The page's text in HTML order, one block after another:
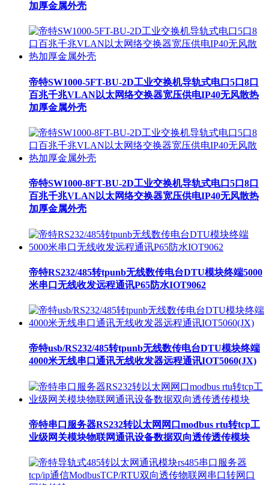
加厚金属外壳
帝特SW1000-5FT-BU-2D工业交换机导轨式电口5口8口
百兆千兆VLAN以太网络交换器宽压供电IP40无风散热
加厚金属外壳
帝特SW1000-8FT-BU-2D工业交换机导轨式电口5口8口
百兆千兆VLAN以太网络交换器宽压供电IP40无风散热
加厚金属外壳
帝特RS232/485转tpunb无线数传电台DTU模块终端5000
米串口无线收发远程通讯P65防水IOT9062
帝特usb/RS232/485转tpunb无线数传电台DTU模块终端
4000米无线串口通讯无线收发器远程通讯IOT5060(JX)
帝特串口服务器RS232转以太网网口modbus rtu转tcp工
业级网关模块物联网通讯设备数据双向透传透传模块